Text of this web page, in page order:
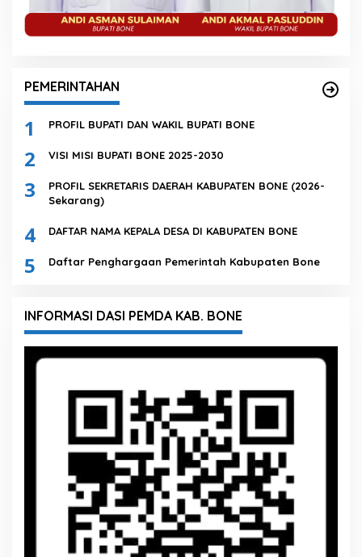
PEMERINTAHAN
1 PROFIL BUPATI DAN WAKIL BUPATI BONE
2 VISI MISI BUPATI BONE 2025-2030
3
PROFIL SEKRETARIS DAERAH KABUPATEN BONE (2026-
Sekarang)
4 DAFTAR NAMA KEPALA DESA DI KABUPATEN BONE
5 Daftar Penghargaan Pemerintah Kabupaten Bone
INFORMASI DASI PEMDA KAB. BONE